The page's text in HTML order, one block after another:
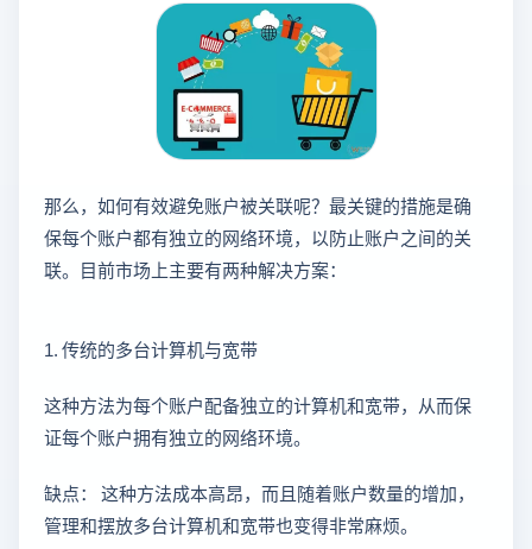
那么，如何有效避免账户被关联呢？最关键的措施是确
保每个账户都有独立的网络环境，以防止账户之间的关
联。目前市场上主要有两种解决方案：
1. 传统的多台计算机与宽带
这种方法为每个账户配备独立的计算机和宽带，从而保
证每个账户拥有独立的网络环境。
缺点： 这种方法成本高昂，而且随着账户数量的增加，
管理和摆放多台计算机和宽带也变得非常麻烦。